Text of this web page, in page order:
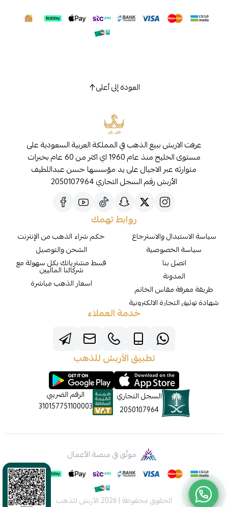
العودة إلى أعلى
عرفت الاربش ببيع الذهب في المملكة العربية السعودية على
مستوى الخليج منذ عام 1960 اي اكثر من 60 عام بخبرات
متوارثه عبر الاجيال على يد مؤسسها حسن عبداللطيف
الأربش رقم السجل التجاري 2050107964
روابط تهمك
سياسة الاستبدال والاسترجاع
سياسة الخصوصية
اتصل بنا
المدونة
طريقة معرفة مقاس الخاتم
شهادة توثيق التجارة الالكترونية
حكم شراء الذهب من الإنترنت
الشحن والتوصيل
قسط مشترياتك بكل سهولة مع
شركائنا الماليين
اسعار الذهب مباشرة
خدمة العملاء
تطبيق الأربش للذهب
السجل التجاري
2050107964
الرقم الضريبي
310157751100003
موثّق في منصة الأعمال
الحقوق محفوظة | 2026 الأربش للذهب